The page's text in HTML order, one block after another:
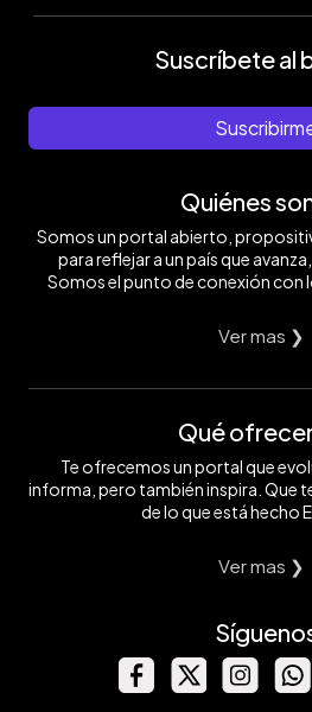
Suscríbete al
Quiénes
Somos un portal abierto,
para reflejar a un país que
Somos el punto de conexión con
Ver mas ❯
Qué
Te ofrecemos un portal que
informa, pero también inspira. Que
de lo que está hecho
Ver mas ❯